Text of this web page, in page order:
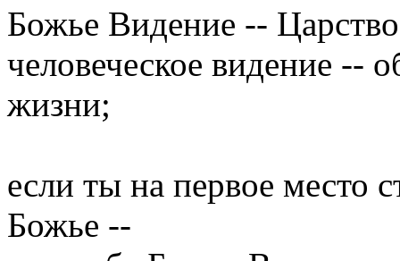
Божье Видение --
человеческое видение --
жизни;
если ты на первое место
Божье --